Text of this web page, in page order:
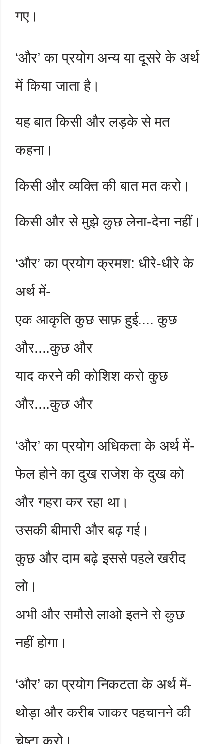
गए।
‘और’ का प्रयोग अन्य या दूसरे के अर्थ
में किया जाता है।
यह बात किसी और लड़के से मत
कहना।
किसी और व्यक्ति की बात मत करो।
किसी और से मुझे कुछ लेना-देना नहीं।
‘और’ का प्रयोग क्रमश: धीरे-धीरे के
अर्थ में-
एक आकृति कुछ साफ़ हुई.... कुछ
और....कुछ और
याद करने की कोशिश करो कुछ
और....कुछ और
‘और’ का प्रयोग अधिकता के अर्थ में-
फेल होने का दुख राजेश के दुख को
और गहरा कर रहा था।
उसकी बीमारी और बढ़ गई।
कुछ और दाम बढ़े इससे पहले खरीद
लो।
अभी और समौसे लाओ इतने से कुछ
नहीं होगा।
‘और’ का प्रयोग निकटता के अर्थ में-
थोड़ा और करीब जाकर पहचानने की
चेष्टा करो।